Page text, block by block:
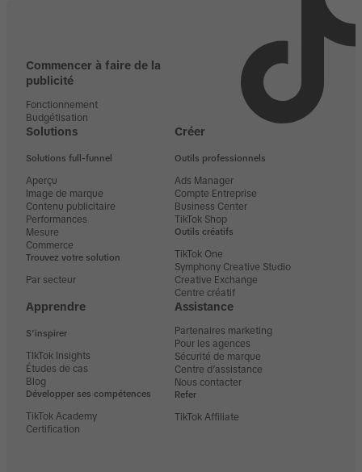
Commencer à faire de la
publicité
Fonctionnement
Budgétisation
Solutions
Solutions full-funnel
Aperçu
Image de marque
Contenu publicitaire
Performances
Mesure
Commerce
Trouvez votre solution
Par secteur
Créer
Outils professionnels
Ads Manager
Compte Entreprise
Business Center
TikTok Shop
Outils créatifs
TikTok One
Symphony Creative Studio
Creative Exchange
Centre créatif
Apprendre
S’inspirer
TIkTok Insights
Études de cas
Blog
Développer ses compétences
TikTok Academy
Certification
Assistance
Partenaires marketing
Pour les agences
Sécurité de marque
Centre d’assistance
Nous contacter
Refer
TikTok Affiliate